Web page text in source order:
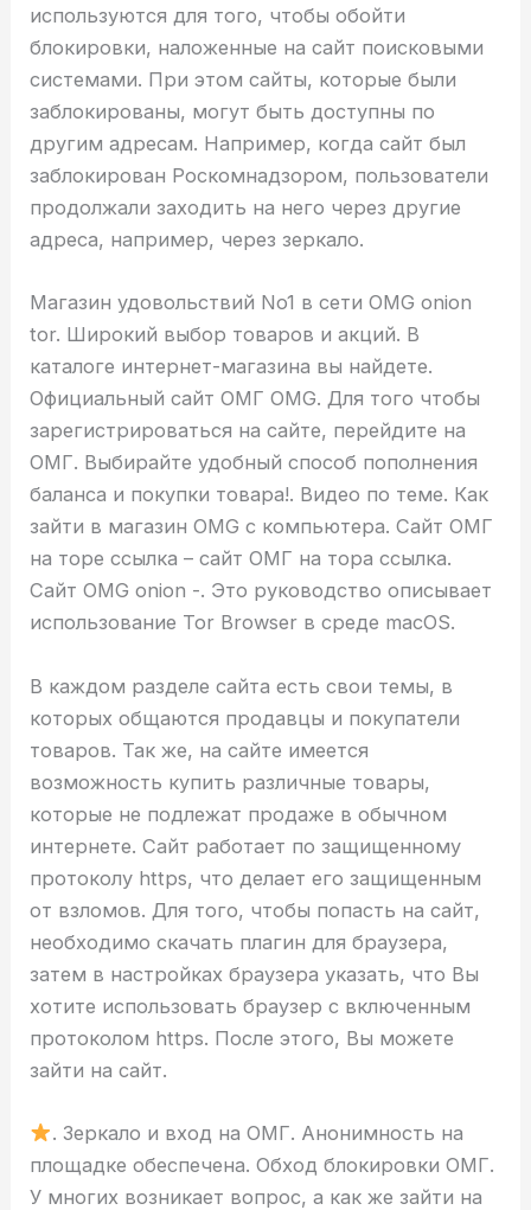
используются для того, чтобы обойти
блокировки, наложенные на сайт поисковыми
системами. При этом сайты, которые были
заблокированы, могут быть доступны по
другим адресам. Например, когда сайт был
заблокирован Роскомнадзором, пользователи
продолжали заходить на него через другие
адреса, например, через зеркало.
Магазин удовольствий No1 в сети OMG onion
tor. Широкий выбор товаров и акций. В
каталоге интернет-магазина вы найдете.
Официальный сайт ОМГ OMG. Для того чтобы
зарегистрироваться на сайте, перейдите на
ОМГ. Выбирайте удобный способ пополнения
баланса и покупки товара!. Видео по теме. Как
зайти в магазин OMG с компьютера. Сайт ОМГ
на торе ссылка – сайт ОМГ на тора ссылка.
Сайт OMG onion -. Это руководство описывает
использование Tor Browser в среде macOS.
В каждом разделе сайта есть свои темы, в
которых общаются продавцы и покупатели
товаров. Так же, на сайте имеется
возможность купить различные товары,
которые не подлежат продаже в обычном
интернете. Сайт работает по защищенному
протоколу https, что делает его защищенным
от взломов. Для того, чтобы попасть на сайт,
необходимо скачать плагин для браузера,
затем в настройках браузера указать, что Вы
хотите использовать браузер с включенным
протоколом https. После этого, Вы можете
зайти на сайт.
. Зеркало и вход на ОМГ. Анонимность на
площадке обеспечена. Обход блокировки ОМГ.
У многих возникает вопрос, а как же зайти на